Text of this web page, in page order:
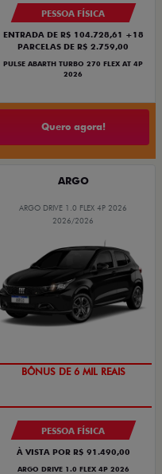
PESSOA FÍSICA
ENTRADA DE R$ 104.728,61 +18
PARCELAS DE R$ 2.759,00
PULSE ABARTH TURBO 270 FLEX AT 4P
2026
Quero agora!
ARGO
ARGO DRIVE 1.0 FLEX 4P 2026
2026/2026
TAXA ZERO
PESSOA FÍSICA
À VISTA POR R$ 91.490,00
ARGO DRIVE 1.0 FLEX 4P 2026